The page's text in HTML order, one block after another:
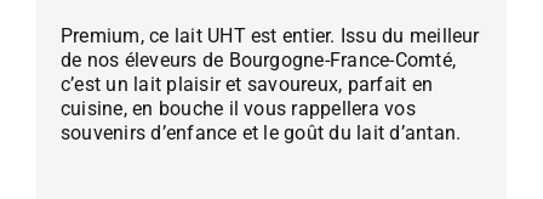
Premium, ce lait UHT est entier. Issu du meilleur
de nos éleveurs de Bourgogne-France-Comté,
c’est un lait plaisir et savoureux, parfait en
cuisine, en bouche il vous rappellera vos
souvenirs d’enfance et le goût du lait d’antan.